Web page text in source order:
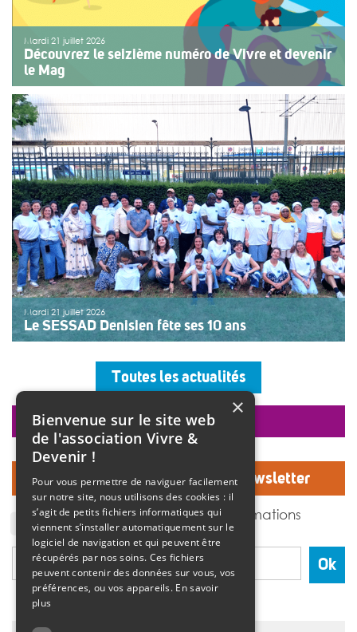
Mardi 21 juillet 2026
Découvrez le seizième numéro de Vivre et devenir
le Mag
Le numéro du mois de juillet 2026 de Vivre et devenir, Le
Mag, vient de paraître. Le dossier central se concentre
sur les vacances pour tous. Vivre et devenir a lancé un
plan d’action afin de rendre les vacances accessibles
[…]
>>Lire la suite
Mardi 21 juillet 2026
Le SESSAD Denisien fête ses 10 ans
accueillaient les invités autour d’un buffet, dans une
ambiance musicale live assurée par un groupe de
musiciens. Christine Manadi, directrice du SESSAD
depuis sa création, est revenue sur l’histoire […]
>>Lire la suite
Toutes les actualités
Inscrivez-vous à notre Newsletter
J'accepte de recevoir des informations
de l'association Vivre et devenir.
Ok
faire un don
×
Bienvenue sur le site web
de l'association Vivre &
Devenir !
Pour vous permettre de naviguer facilement
sur notre site, nous utilisons des cookies : il
s’agit de petits fichiers informatiques qui
viennent s’installer automatiquement sur le
logiciel de navigation et qui peuvent être
récupérés par nos soins. Ces fichiers
peuvent contenir des données sur vous, vos
préférences, ou vos appareils. En savoir
plus